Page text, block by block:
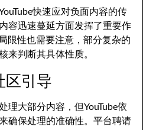
快速应对负面内容的传
容迅速蔓延方面发挥了重要作
限性也需要注意，部分复杂的
来判断其具体性质。
区引导
理大部分内容，但YouTube依
确保处理的准确性。平台聘请